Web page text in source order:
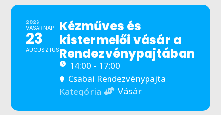
2026
VASÁRNAP
23
AUGUSZTUS
Kézműves és
kistermelői vásár a
Rendezvénypajtában
14:00 - 17:00
Csabai Rendezvénypajta
Kategória Vásár